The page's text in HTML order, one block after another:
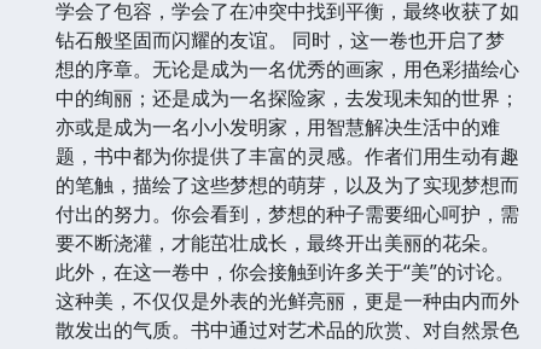
学会了包容，学会了在冲突中找到平衡，最终收获了如
钻石般坚固而闪耀的友谊。 同时，这一卷也开启了梦
想的序章。无论是成为一名优秀的画家，用色彩描绘心
中的绚丽；还是成为一名探险家，去发现未知的世界；
亦或是成为一名小小发明家，用智慧解决生活中的难
题，书中都为你提供了丰富的灵感。作者们用生动有趣
的笔触，描绘了这些梦想的萌芽，以及为了实现梦想而
付出的努力。你会看到，梦想的种子需要细心呵护，需
要不断浇灌，才能茁壮成长，最终开出美丽的花朵。
此外，在这一卷中，你会接触到许多关于“美”的讨论。
这种美，不仅仅是外表的光鲜亮丽，更是一种由内而外
散发出的气质。书中通过对艺术品的欣赏、对自然景色